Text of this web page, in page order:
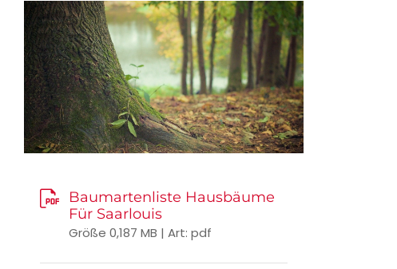
Baumartenliste Hausbäume
Für Saarlouis
Größe 0,187 MB | Art: pdf